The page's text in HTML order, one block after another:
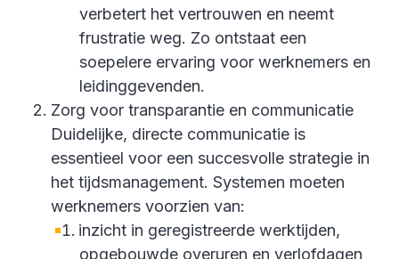
verbetert het vertrouwen en neemt
frustratie weg. Zo ontstaat een
soepelere ervaring voor werknemers en
leidinggevenden.
Zorg voor transparantie en communicatie
Duidelijke, directe communicatie is
essentieel voor een succesvolle strategie in
het tijdsmanagement. Systemen moeten
werknemers voorzien van:
inzicht in geregistreerde werktijden,
opgebouwde overuren en verlofdagen